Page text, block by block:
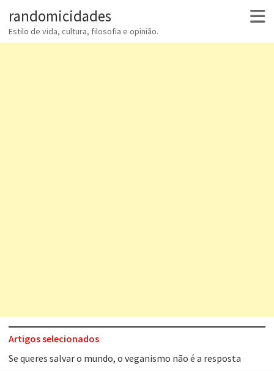
randomicidades
Estilo de vida, cultura, filosofia e opinião.
Artigos selecionados
Tem que filmar isso daí